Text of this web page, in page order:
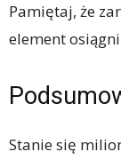
Pamiętaj, że
element
Stanie się